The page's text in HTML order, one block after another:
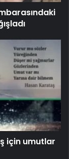
için umutlar